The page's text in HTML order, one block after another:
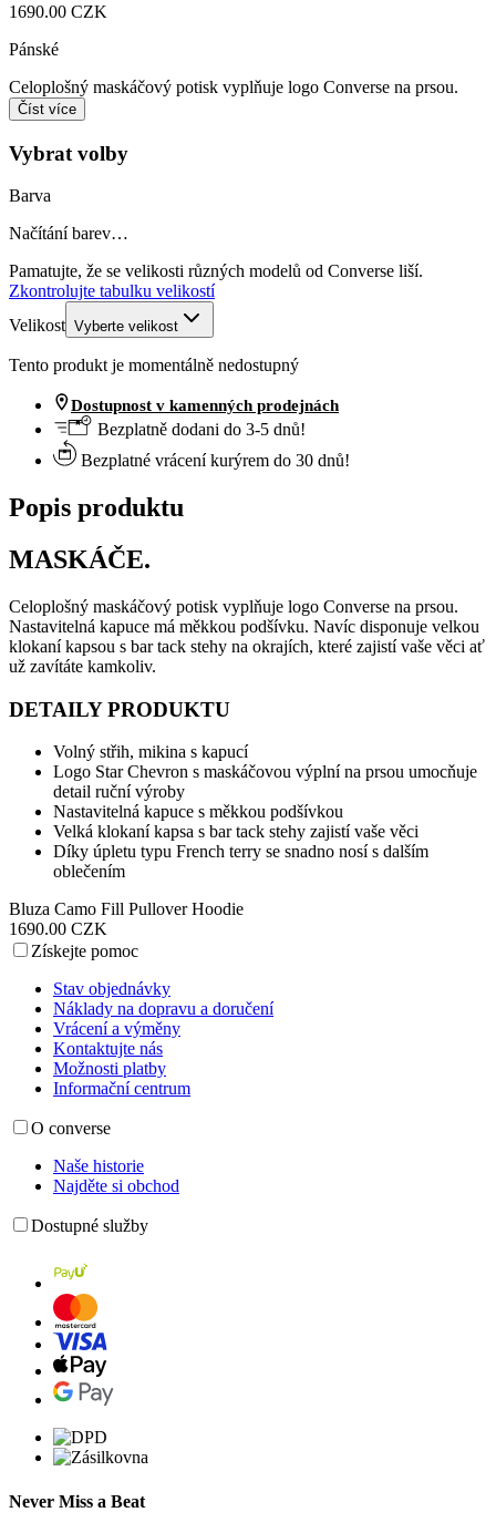
1690.00 CZK
Pánské
Celoplošný maskáčový potisk vyplňuje logo Converse na prsou.
Číst více
Vybrat volby
Barva
Načítání barev…
Pamatujte, že se velikosti různých modelů od Converse liší.
Zkontrolujte tabulku velikostí
Velikost Vyberte velikost
Tento produkt je momentálně nedostupný
Dostupnost v kamenných prodejnách
Bezplatně dodani do 3-5 dnů!
Bezplatné vrácení kurýrem do 30 dnů!
Popis produktu
MASKÁČE.
Celoplošný maskáčový potisk vyplňuje logo Converse na prsou.
Nastavitelná kapuce má měkkou podšívku. Navíc disponuje velkou
klokaní kapsou s bar tack stehy na okrajích, které zajistí vaše věci ať
už zavítáte kamkoliv.
DETAILY PRODUKTU
Volný střih, mikina s kapucí
Logo Star Chevron s maskáčovou výplní na prsou umocňuje
detail ruční výroby
Nastavitelná kapuce s měkkou podšívkou
Velká klokaní kapsa s bar tack stehy zajistí vaše věci
Díky úpletu typu French terry se snadno nosí s dalším
oblečením
Bluza Camo Fill Pullover Hoodie
1690.00 CZK
Získejte pomoc
Stav objednávky
Náklady na dopravu a doručení
Vrácení a výměny
Kontaktujte nás
Možnosti platby
Informační centrum
O converse
Naše historie
Najděte si obchod
Dostupné služby
Never Miss a Beat